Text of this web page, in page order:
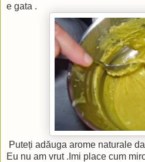
e gata .
Puteți adăuga arome naturale
Eu nu am vrut .Imi place cum